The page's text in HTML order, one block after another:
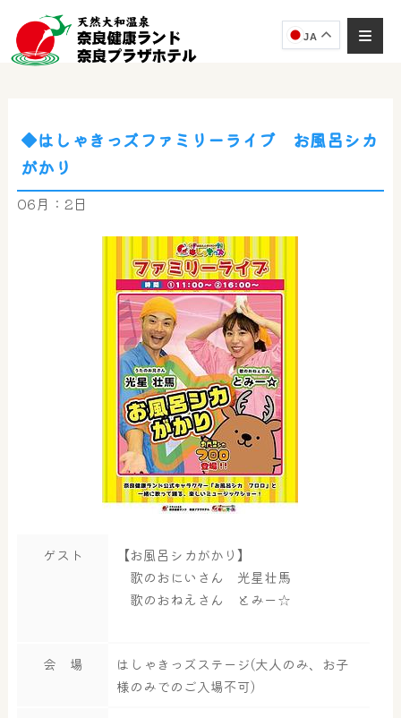
JA
◆はしゃきっズファミリーライブ お風呂シカ
がかり
06月：2日
ゲスト
【お風呂シカがかり】
歌のおにいさん 光星壮馬
歌のおねえさん とみー☆
会 場
はしゃきっズステージ(大人のみ、お子
様のみでのご入場不可)
ご質問をお伺いします。